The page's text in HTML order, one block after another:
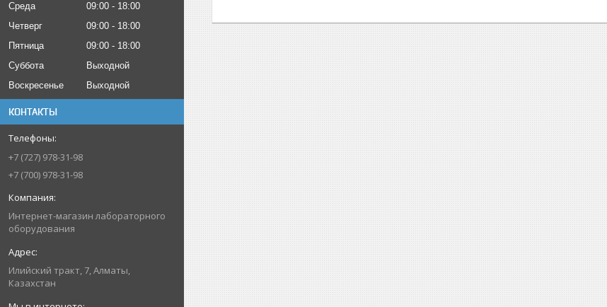
Среда
09:00
18:00
Четверг
09:00
18:00
Пятница
09:00
18:00
Суббота
Выходной
Воскресенье
Выходной
КОНТАКТЫ
+7 (727) 978-31-98
+7 (700) 978-31-98
Интернет-магазин лабораторного
оборудования
Илийский тракт, 7, Алматы,
Казахстан